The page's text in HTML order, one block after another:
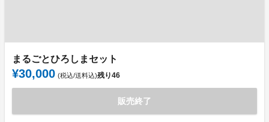
まるごとひろしまセット
¥30,000 (税込/送料込)残り46
販売終了